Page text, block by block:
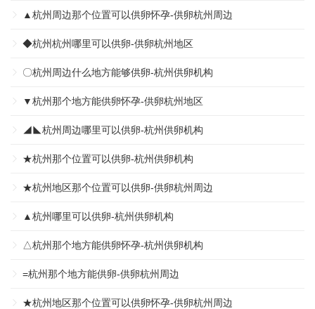
▲杭州周边那个位置可以供卵怀孕-供卵杭州周边
◆杭州杭州哪里可以供卵-供卵杭州地区
〇杭州周边什么地方能够供卵-杭州供卵机构
▼杭州那个地方能供卵怀孕-供卵杭州地区
◢◣杭州周边哪里可以供卵-杭州供卵机构
★杭州那个位置可以供卵-杭州供卵机构
★杭州地区那个位置可以供卵-供卵杭州周边
▲杭州哪里可以供卵-杭州供卵机构
△杭州那个地方能供卵怀孕-杭州供卵机构
=杭州那个地方能供卵-供卵杭州周边
★杭州地区那个位置可以供卵怀孕-供卵杭州周边